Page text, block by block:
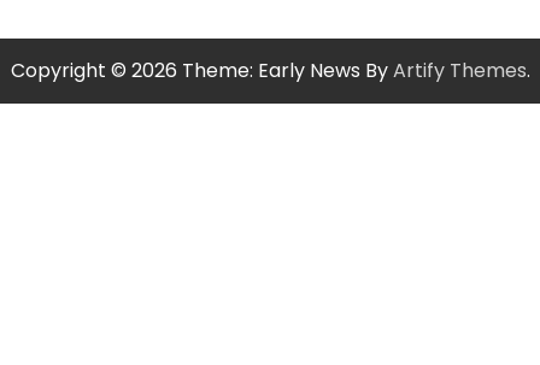
Copyright © 2026 Theme: Early News ByArtify Themes.